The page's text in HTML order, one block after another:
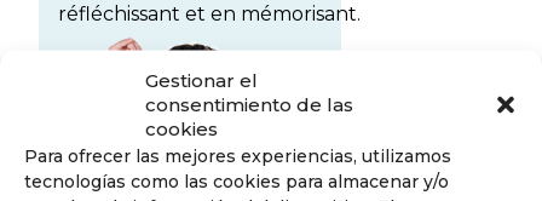
Gestionar el
consentimiento de las
cookies
Para ofrecer las mejores experiencias, utilizamos
tecnologías como las cookies para almacenar y/o
réfléchissant et en mémorisant.